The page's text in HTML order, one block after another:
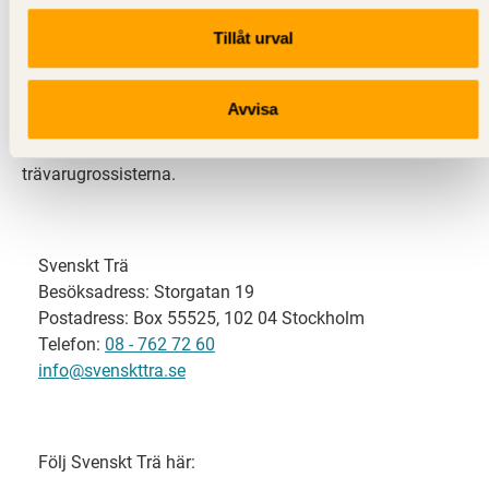
Tillåt urval
Avvisa
Svenskt Trä representerar svensk sågverksindustri
och är en del av branschorganisationen
svensk limträ-, KL-trä- och förpackningsindustri samt
trävarugrossisterna.
Svenskt Trä
Besöksadress: Storgatan 19
Postadress: Box 55525, 102 04 Stockholm
Telefon: 08 - 762 72 60
info@svenskttra.se
Följ Svenskt Trä här: